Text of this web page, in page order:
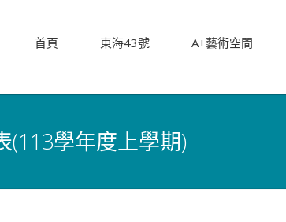
首頁 東海43號 A+藝術空間
(113學年度上學期)